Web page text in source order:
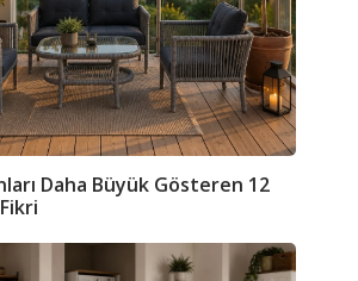
Daha Büyük Gösteren 12